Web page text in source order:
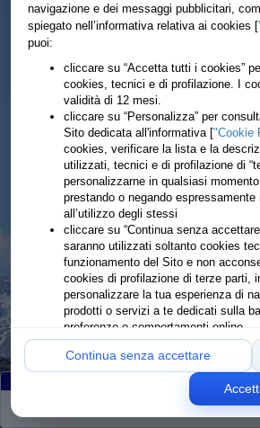
:178
navigazione e dei messaggi pubblicitari,
spiegato nell’informativa relativa ai cookies [
puoi:
cliccare su “Accetta tutti i cookies”
cookies, tecnici e di profilazione. I
validità di 12 mesi.
cliccare su “Personalizza” per
Sito dedicata all'informativa ["Cookie
cookies, verificare la lista e la
utilizzati, tecnici e di profilazione di
personalizzarne in qualsiasi
prestando o negando
all’utilizzo degli stessi
cliccare su “Continua senza
saranno utilizzati soltanto cookies
funzionamento del Sito e non
cookies di profilazione di terze parti,
personalizzare la tua esperienza di
prodotti o servizi a te dedicati sulla
preferenze o comportamenti online
Continua senza accettare